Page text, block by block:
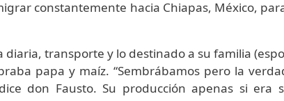
constantemente hacia Chiapas, México,
transporte y lo destinado a su familia
papa y maíz. “Sembrábamos pero la
don Fausto. Su producción apenas si era